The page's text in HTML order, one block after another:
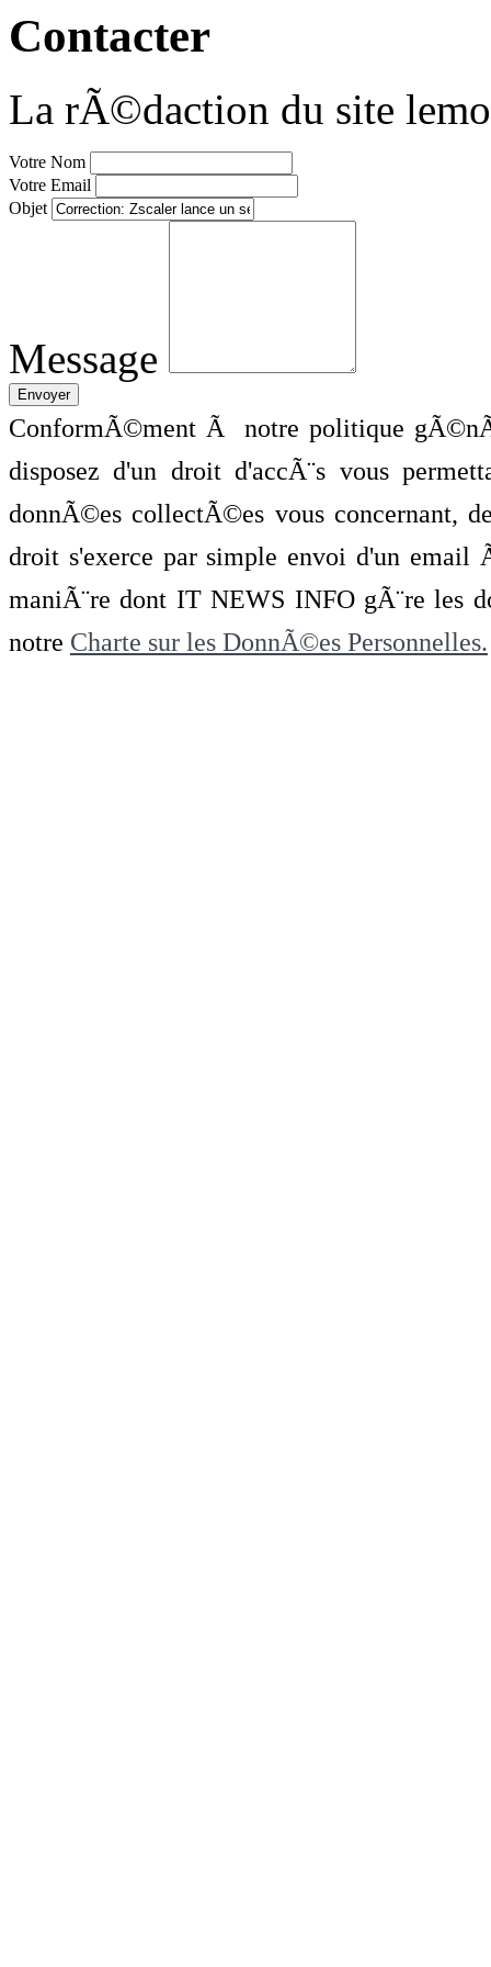
Contacter
La rÃ©daction du site
Votre Nom
Votre Email
Objet
Message
ConformÃ©ment Ã notre politique
disposez d'un droit d'accÃ¨s vous
donnÃ©es collectÃ©es vous concernant,
droit s'exerce par simple envoi d'un
maniÃ¨re dont IT NEWS INFO gÃ¨re les
notre Charte sur les DonnÃ©es Personnelles.